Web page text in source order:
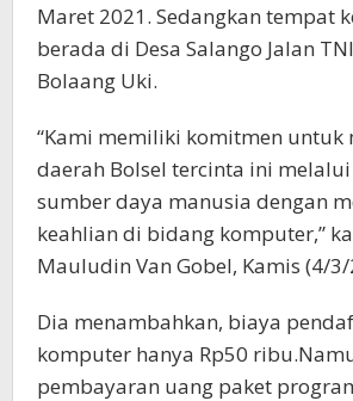
Maret 2021. Sedangkan tempat
berada di Desa Salango Jalan
Bolaang Uki.
“Kami memiliki komitmen untuk
daerah Bolsel tercinta ini
sumber daya manusia dengan
keahlian di bidang komputer,”
Mauludin Van Gobel, Kamis (4/3/
Dia menambahkan, biaya
komputer hanya Rp50
pembayaran uang paket